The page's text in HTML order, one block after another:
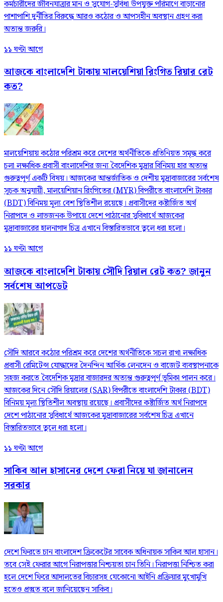
কর্মচারীদের জীবনযাত্রার মান ও সুযোগ-সুবিধা উপযুক্ত পরিমাণে বাড়ানোর
পাশাপাশি দুর্নীতির বিরুদ্ধে আরও কঠোর ও আপসহীন অবস্থান গ্রহণ করা
অত্যন্ত জরুরি।
১১ ঘণ্টা আগে
আজকে বাংলাদেশি টাকায় মালয়েশিয়া রিংগিত রিয়ার রেট
কত?
মালয়েশিয়ায় কঠোর পরিশ্রম করে দেশের অর্থনীতিকে প্রতিনিয়ত সমৃদ্ধ করে
চলা লক্ষাধিক প্রবাসী বাংলাদেশির জন্য বৈদেশিক মুদ্রার বিনিময় হার অত্যন্ত
গুরুত্বপূর্ণ একটি বিষয়। আজকের আন্তর্জাতিক ও দেশীয় মুদ্রাবাজারের সর্বশেষ
সূচক অনুযায়ী, মালয়েশিয়ান রিংগিতের (MYR) বিপরীতে বাংলাদেশি টাকার
(BDT) বিনিময় মূল্য বেশ স্থিতিশীল রয়েছে। প্রবাসীদের কষ্টার্জিত অর্থ
নিরাপদে ও লাভজনক উপায়ে দেশে পাঠানোর সুবিধার্থে আজকের
মুদ্রাবাজারের হালনাগাদ চিত্র এখানে বিস্তারিতভাবে তুলে ধরা হলো।
১১ ঘণ্টা আগে
আজকে বাংলাদেশি টাকায় সৌদি রিয়াল রেট কত? জানুন
সর্বশেষ আপডেট
সৌদি আরবে কঠোর পরিশ্রম করে দেশের অর্থনীতিকে সচল রাখা লক্ষাধিক
প্রবাসী রেমিটেন্স যোদ্ধাদের দৈনন্দিন আর্থিক লেনদেন ও বাজেট ব্যবস্থাপনাকে
সহজ করতে বৈদেশিক মুদ্রার বাজারদর অত্যন্ত গুরুত্বপূর্ণ ভূমিকা পালন করে।
আজকের দিনে সৌদি রিয়ালের (SAR) বিপরীতে বাংলাদেশি টাকার (BDT)
বিনিময় মূল্য স্থিতিশীল অবস্থায় রয়েছে। প্রবাসীদের কষ্টার্জিত অর্থ নিরাপদে
দেশে পাঠানোর সুবিধার্থে আজকের মুদ্রাবাজারের সর্বশেষ চিত্র এখানে
বিস্তারিতভাবে তুলে ধরা হলো।
১১ ঘণ্টা আগে
সাকিব আল হাসানের দেশে ফেরা নিয়ে যা জানালেন
সরকার
দেশে ফিরতে চান বাংলাদেশ ক্রিকেটের সাবেক অধিনায়ক সাকিব আল হাসান।
তবে সেই ফেরার আগে নিরাপত্তার নিশ্চয়তা চান তিনি। নিরাপত্তা নিশ্চিত করা
হলে দেশে ফিরে আদালতের বিচারসহ যেকোনো আইনি প্রক্রিয়ার মুখোমুখি
হতেও প্রস্তুত বলে জানিয়েছেন সাকিব।